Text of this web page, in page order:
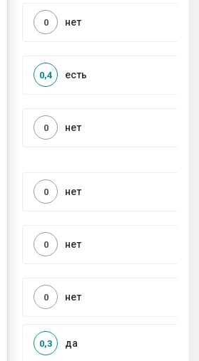
нет
0
есть
0,4
нет
0
нет
0
нет
0
нет
0
да
0,3